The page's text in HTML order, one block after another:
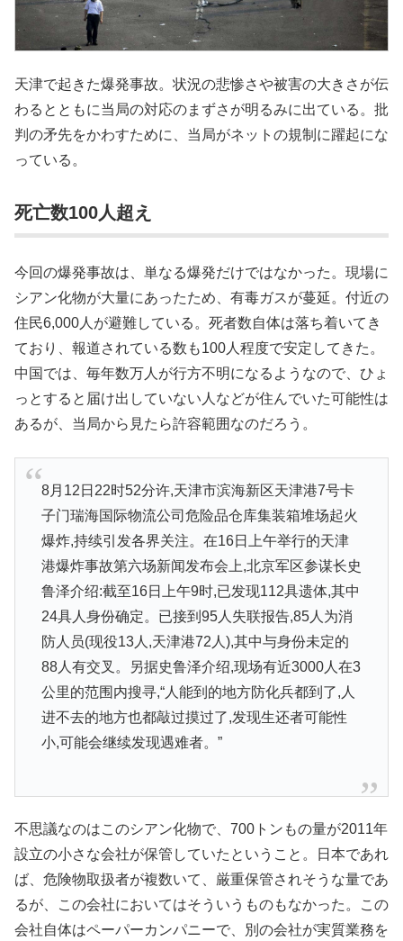
天津で起きた爆発事故。状況の悲惨さや被害の大きさが伝
わるとともに当局の対応のまずさが明るみに出ている。批
判の矛先をかわすために、当局がネットの規制に躍起にな
っている。
死亡数100人超え
今回の爆発事故は、単なる爆発だけではなかった。現場に
シアン化物が大量にあったため、有毒ガスが蔓延。付近の
住民6,000人が避難している。死者数自体は落ち着いてき
ており、報道されている数も100人程度で安定してきた。
中国では、毎年数万人が行方不明になるようなので、ひょ
っとすると届け出していない人などが住んでいた可能性は
あるが、当局から見たら許容範囲なのだろう。
8月12日22时52分许,天津市滨海新区天津港7号卡
子门瑞海国际物流公司危险品仓库集装箱堆场起火
爆炸,持续引发各界关注。在16日上午举行的天津
港爆炸事故第六场新闻发布会上,北京军区参谋长史
鲁泽介绍:截至16日上午9时,已发现112具遗体,其中
24具人身份确定。已接到95人失联报告,85人为消
防人员(现役13人,天津港72人),其中与身份未定的
88人有交叉。另据史鲁泽介绍,现场有近3000人在3
公里的范围内搜寻,“人能到的地方防化兵都到了,人
进不去的地方也都敲过摸过了,发现生还者可能性
小,可能会继续发现遇难者。”
不思議なのはこのシアン化物で、700トンもの量が2011年
設立の小さな会社が保管していたということ。日本であれ
ば、危険物取扱者が複数いて、厳重保管されそうな量であ
るが、この会社においてはそういうものもなかった。この
会社自体はペーパーカンパニーで、別の会社が実質業務を